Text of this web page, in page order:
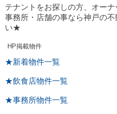
テナントをお探しの方、オーナ
事務所・店舗の事なら神戸の
い★
HP掲載物件
★新着物件一覧
★飲食店物件一覧
★事務所物件一覧